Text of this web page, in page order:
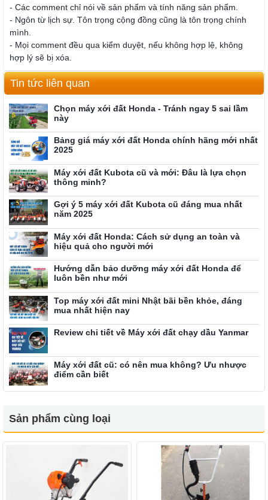
- Các comment chỉ nói về sản phẩm và tính năng sản phẩm.
- Ngôn từ lịch sự. Tôn trọng cộng đồng cũng là tôn trọng chính
mình.
- Mọi comment đều qua kiểm duyệt, nếu không hợp lệ, không
hợp lý sẽ bị xóa.
Tin tức liên quan
Chọn máy xới đất Honda - Tránh ngay 5 sai lầm
này
Bảng giá máy xới đất Honda chính hãng mới nhất
2025
Máy xới đất Kubota cũ và mới: Đâu là lựa chọn
thông minh?
Gợi ý 5 máy xới đất Kubota cũ đáng mua nhất
năm 2025
Máy xới đất Honda: Cách sử dụng an toàn và
hiệu quả cho người mới
Hướng dẫn bảo dưỡng máy xới đất Honda để
luôn bền như mới
Top máy xới đất mini Nhật bãi bền khỏe, đáng
mua nhất hiện nay
Review chi tiết về Máy xới đất chạy dầu Yanmar
Máy xới đất cũ: có nên mua không? Ưu nhược
điểm cần biết
Sản phẩm cùng loại